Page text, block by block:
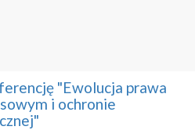
"Ewolucja prawa
i ochronie